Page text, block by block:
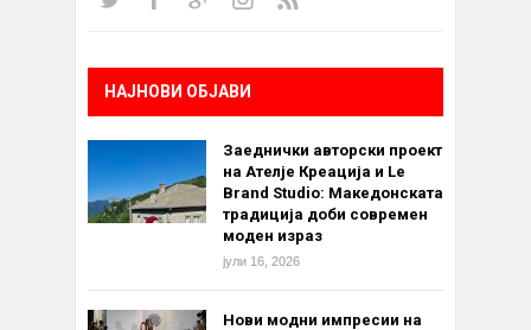
НАЈНОВИ ОБЈАВИ
Заеднички авторски проект
на Ателје Креација и Le
Brand Studio: Македонската
традиција доби современ
моден израз
јули 16, 2026
Нови модни импресии на